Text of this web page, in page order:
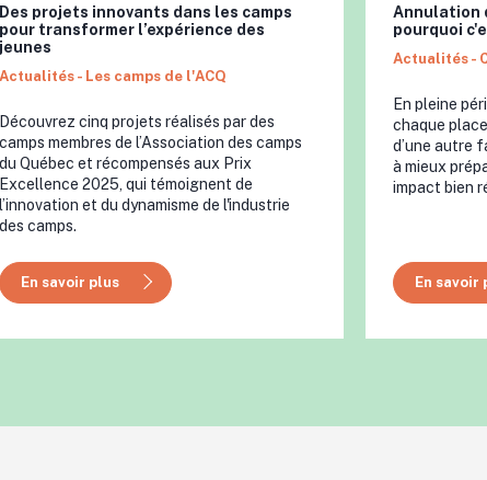
Des projets innovants dans les camps
pour transformer l’expérience des
jeunes
Actualités - Les camps de l'ACQ
Découvrez cinq projets réalisés par des
camps membres de l’Association des camps
du Québec et récompensés aux Prix
Excellence 2025, qui témoignent de
l’innovation et du dynamisme de l'industrie
des camps.
En savoir plus
Annulation
pourquoi
Actualités -
En pleine
chaque
d’une autre
à mieux
impact bien
En savoir